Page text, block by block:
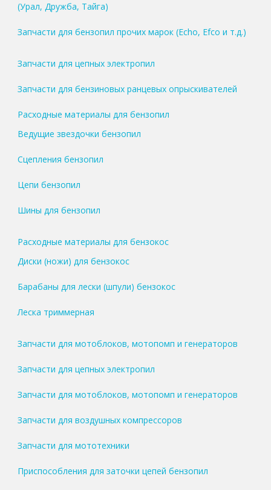
(Урал, Дружба, Тайга)
Запчасти для бензопил прочих марок (Echo, Efco и т.д.)
Запчасти для цепных электропил
Запчасти для бензиновых ранцевых опрыскивателей
Расходные материалы для бензопил
Ведущие звездочки бензопил
Сцепления бензопил
Цепи бензопил
Шины для бензопил
Расходные материалы для бензокос
Диски (ножи) для бензокос
Барабаны для лески (шпули) бензокос
Леска триммерная
Запчасти для мотоблоков, мотопомп и генераторов
Запчасти для цепных электропил
Запчасти для мотоблоков, мотопомп и генераторов
Запчасти для воздушных компрессоров
Запчасти для мототехники
Приспособления для заточки цепей бензопил